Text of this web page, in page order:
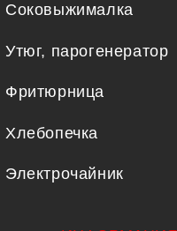
Соковыжималка
Утюг, парогенератор
Фритюрница
Хлебопечка
Электрочайник